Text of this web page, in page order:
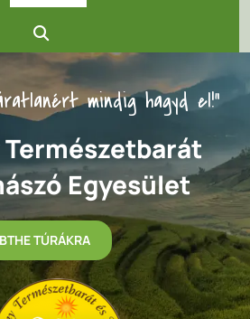
mindig hagyd el!"
Egyesület
TÚRÁKRA